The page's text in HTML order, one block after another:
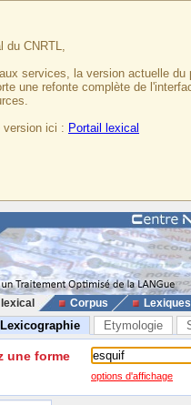
du CNRTL,
services, la version actuelle
une refonte complète de
version ici : Portail lexical
Corpus Lexiques
Lexicographie Etymologie
une forme
options d'affichage